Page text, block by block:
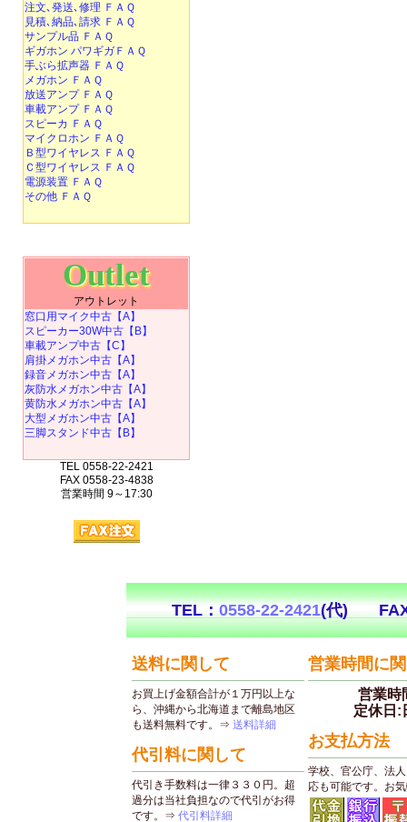
注文､発送､修理 ＦＡＱ
見積､納品､請求 ＦＡＱ
サンプル品 ＦＡＱ
ギガホン パワギガＦＡＱ
手ぶら拡声器 ＦＡＱ
メガホン ＦＡＱ
放送アンプ ＦＡＱ
車載アンプ ＦＡＱ
スピーカ ＦＡＱ
マイクロホン ＦＡＱ
Ｂ型ワイヤレス ＦＡＱ
Ｃ型ワイヤレス ＦＡＱ
電源装置 ＦＡＱ
その他 ＦＡＱ
Outlet
アウトレット
窓口用マイク中古【A】
スピーカー30W中古【B】
車載アンプ中古【C】
肩掛メガホン中古【A】
録音メガホン中古【A】
灰防水メガホン中古【A】
黄防水メガホン中古【A】
大型メガホン中古【A】
三脚スタンド中古【B】
TEL 0558-22-2421
FAX 0558-23-4838
営業時間 9～17:30